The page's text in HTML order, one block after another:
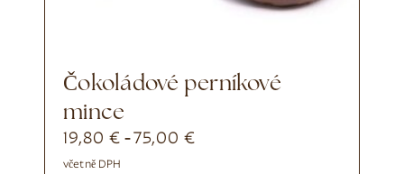
Čokoládové perníkové
mince
19,80 € -75,00€
včetně DPH